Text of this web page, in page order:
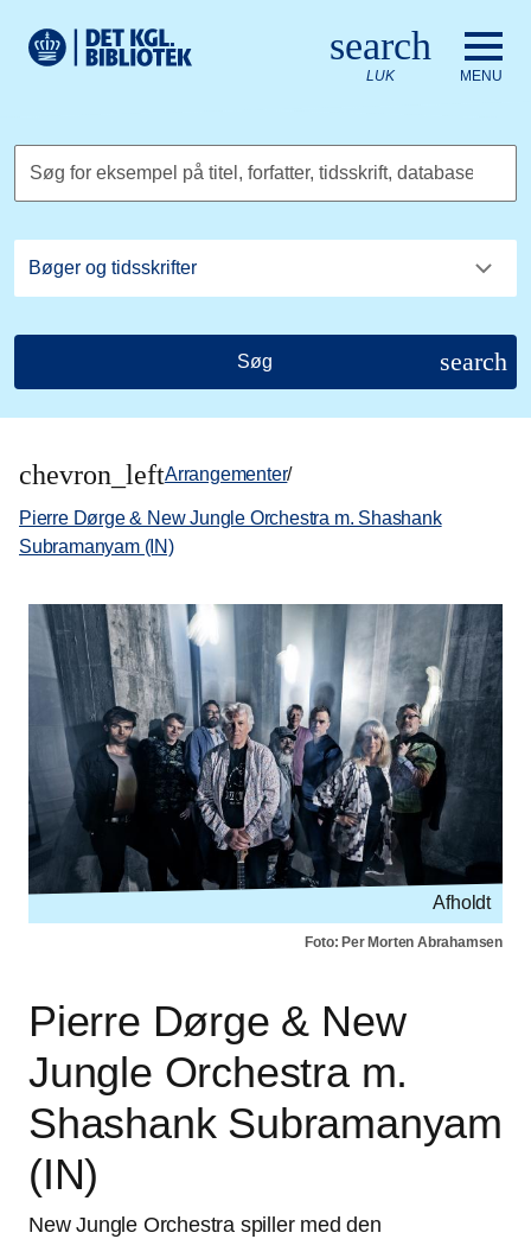
Det Kongelige Biblioteks logo. Gå til Det Kongelige
search
LUK MENU
Søg for eksempel på titel, forfatter, tidsskrift, database
Søg search
chevron_leftArrangementer/
Pierre Dørge & New Jungle Orchestra m. Shashank
Subramanyam (IN)
Afholdt
Foto: Per Morten Abrahamsen
Pierre Dørge & New
Jungle Orchestra m.
Shashank Subramanyam
(IN)
New Jungle Orchestra spiller med den